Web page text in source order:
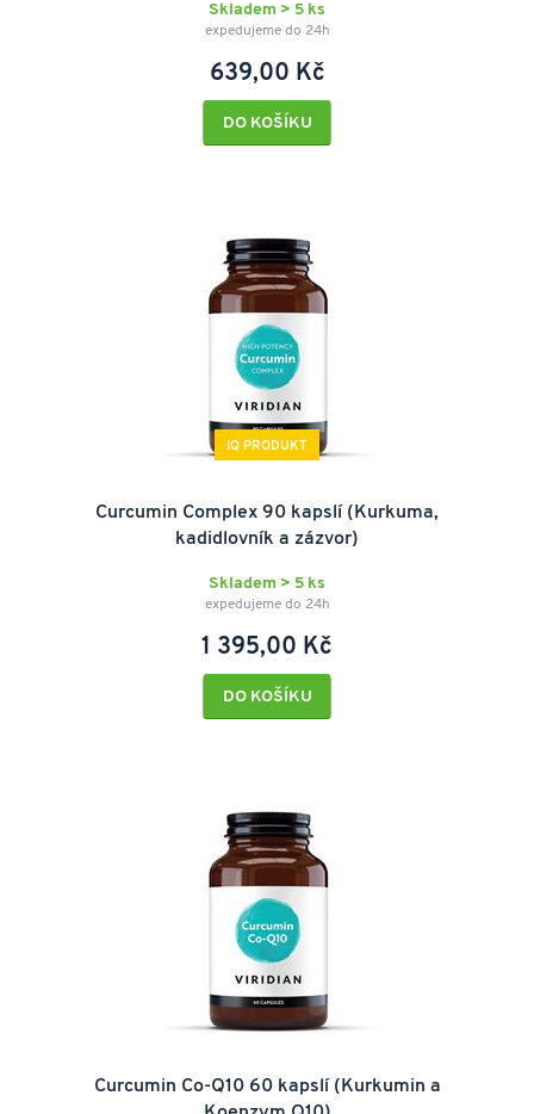
Skladem > 5 ks
expedujeme do 24h
639,00 Kč
DO KOŠÍKU
IQ PRODUKT
Curcumin Complex 90 kapslí (Kurkuma,
kadidlovník a zázvor)
Skladem > 5 ks
expedujeme do 24h
1 395,00 Kč
DO KOŠÍKU
Curcumin Co-Q10 60 kapslí (Kurkumin a